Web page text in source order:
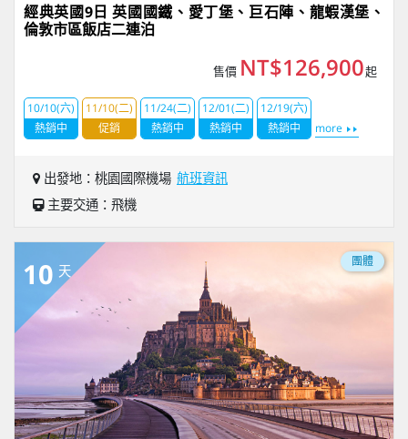
經典英國9日 英國國鐵、愛丁堡、巨石陣、龍蝦漢堡、
倫敦市區飯店二連泊
售價 NT$126,900起
10/10(六)
熱銷中
11/10(二)
促銷
11/24(二)
熱銷中
12/01(二)
熱銷中
12/19(六)
熱銷中
more
出發地：桃園國際機場 航班資訊
主要交通：飛機
10 天
團體